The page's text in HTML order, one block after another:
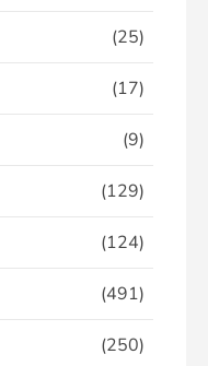
(25)
(17)
(9)
(129)
(124)
(491)
(250)